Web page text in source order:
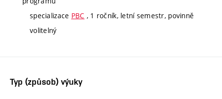
specializace PBC , 1 ročník, letní semestr, povinně
volitelný
Typ (způsob) výuky